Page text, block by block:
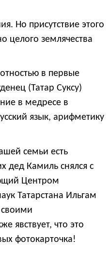
Но присутствие этого
целого землячества
в первые
(Татар Суксу)
в медресе в
язык, арифметику
семьи есть
дед Камиль снялся с
Центром
Татарстана Ильгам
своими
явствует, что это
фотокарточка!